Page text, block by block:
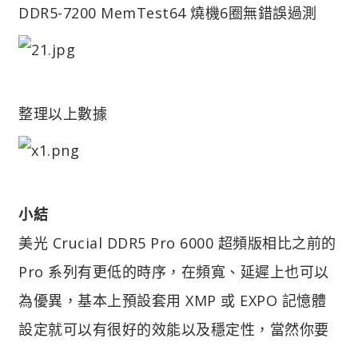
DDR5-7200 MemTest64 燒機6圈無錯誤過測
整理以上數據
小結
美光 Crucial DDR5 Pro 6000 超頻版相比之前的
Pro 系列有更低的時序，在頻寬、延遲上也可以
為優異，基本上預設套用 XMP 或 EXPO 記憶體
設定就可以有很好的效能以及穩定性，當然你要